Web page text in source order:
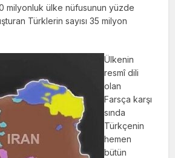
milyonluk ülke nüfusunun yüzde
Türklerin sayısı 35 milyon
Ülkenin
resmî dili
olan
Farsça karşı
sın­da
Türkçenin
hemen
bütün